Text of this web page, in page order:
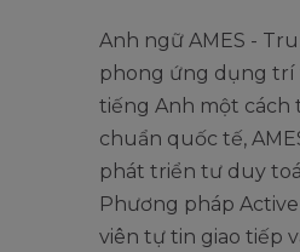
Anh ngữ AMES -
phong ứng dụng trí
tiếng Anh một cách
chuẩn quốc tế,
phát triển tư duy
Phương pháp
viên tự tin giao tiếp